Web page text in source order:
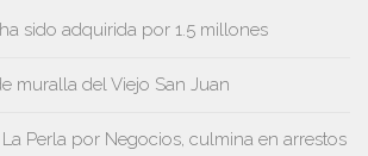
sido adquirida por 1.5 millones
muralla del Viejo San Juan
Perla por Negocios, culmina en arrestos